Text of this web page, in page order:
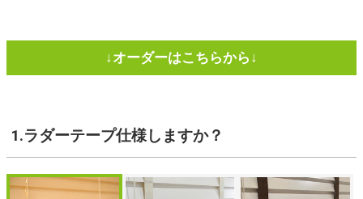
1.ラダーテープ仕様しますか？